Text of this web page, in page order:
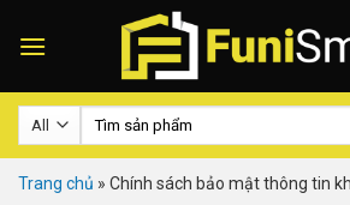
Search
Trang chủ » Chính sách bảo mật thông tin